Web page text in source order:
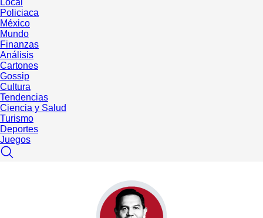
Policiaca
México
Mundo
Finanzas
Análisis
Cartones
Gossip
Cultura
Tendencias
Ciencia y Salud
Turismo
Deportes
Juegos